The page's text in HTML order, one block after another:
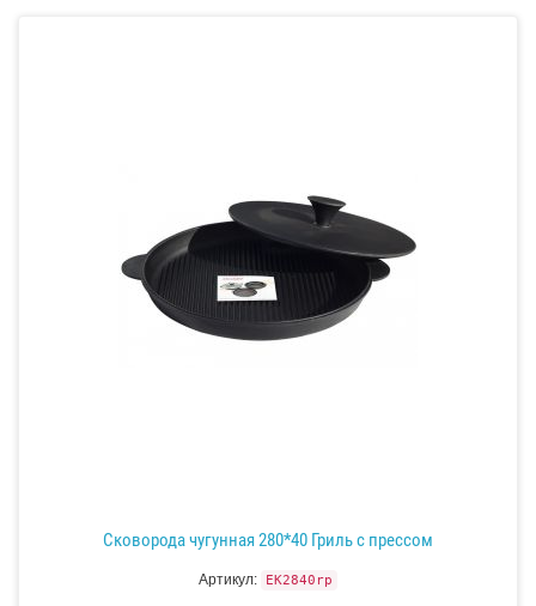
Сковорода чугунная 280*40 Гриль с прессом
Артикул: EK2840rp